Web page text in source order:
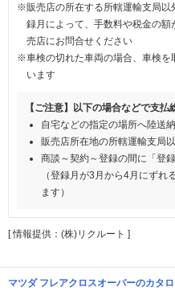
※販売店の所在する所轄運輸支局以
録月によって、手数料や税金の
売店にお問合せください
※車検の切れた車両の場合、車検を
います
【ご注意】以下の場合などで支払
自宅などの指定の場所へ陸送
販売店所在地の所轄運輸支局
商談～契約～登録の間に「登
（登録月が3月から4月にずれ
ます）
[ 情報提供：(株)リクルート ]
マツダ フレアクロスオーバーのカタ